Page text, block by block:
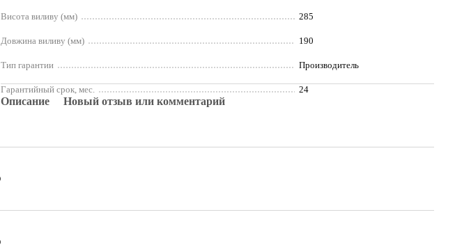
Висота виливу (мм) 285
Довжина виливу (мм) 190
Тип гарантии Производитель
Гарантийный срок, мес. 24
Описание Новый отзыв или комментарий